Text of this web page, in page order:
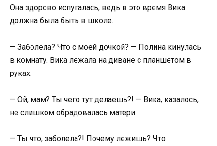
Она здорово испугалась, ведь в это время Вика
должна была быть в школе.
— Заболела? Что с моей дочкой? — Полина кинулась
в комнату. Вика лежала на диване с планшетом в
руках.
— Ой, мам? Ты чего тут делаешь?! — Вика, казалось,
не слишком обрадовалась матери.
— Ты что, заболела?! Почему лежишь? Что